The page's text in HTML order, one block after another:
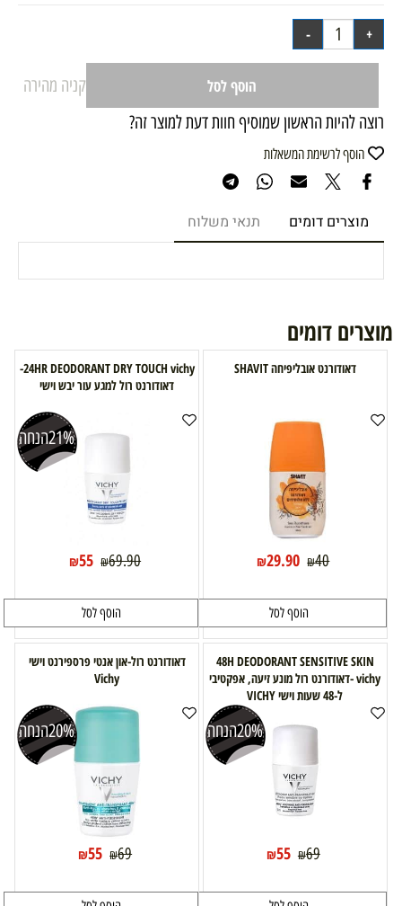
הוסף לסל
קניה מהירה
רוצה להיות הראשון שמוסיף חוות דעת למוצר זה?
הוסף לרשימת המשאלות
מוצרים דומים תנאי משלוח
מוצרים דומים
דאודורנט אובליפיחה SHAVIT
₪40
₪29.90
הוסף לסל
24HR DEODORANT DRY TOUCH vichy-
דאודורנט רול למגע עור יבש וישי
21%הנחה
₪69.90
₪55
הוסף לסל
48H DEODORANT SENSITIVE SKIN
vichy -דאודורנט רול מונע זיעה, אפקטיבי
ל-48 שעות וישי VICHY
20%הנחה
₪69
₪55
דאודורנט רול-און אנטי פרספירנט וישי
Vichy
20%הנחה
₪69
₪55